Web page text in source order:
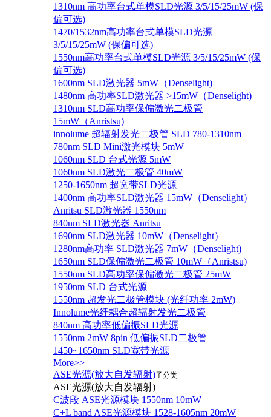
1310nm 高功率台式单模SLD光源 3/5/15/25mW (保
偏可选)
1470/1532nm高功率台式单模SLD光源
3/5/15/25mW (保偏可选)
1550nm高功率台式单模SLD光源 3/5/15/25mW (保
偏可选)
1600nm SLD激光器 5mW（Denselight)
1480nm 高功率SLD激光器 >15mW（Denselight)
1310nm SLD高功率保偏激光二极管
15mW（Anristsu)
innolume 超辐射发光二极管 SLD 780-1310nm
780nm SLD Mini激光模块 5mW
1060nm SLD 台式光源 5mW
1060nm SLD激光二极管 40mW
1250-1650nm 超宽带SLD光源
1400nm 高功率SLD激光器 15mW（Denselight）
Anritsu SLD激光器 1550nm
840nm SLD激光器 Anritsu
1690nm SLD激光器 10mW（Denselight）
1280nm高功率 SLD激光器 7mW（Denselight)
1650nm SLD保偏激光二极管 10mW（Anristsu)
1550nm SLD高功率保偏激光二极管 25mW
1950nm SLD 台式光源
1550nm 超发光二极管模块 (光纤功率 2mW)
Innolume光纤耦合超辐射发光二极管
840nm 高功率低偏振SLD光源
1550nm 2mW 8pin 低偏振SLD二极管
1450~1650nm SLD宽带光源
More>>
ASE光源(放大自发辐射)子分类
ASE光源(放大自发辐射)
C波段 ASE光源模块 1550nm 10mW
C+L band ASE光源模块 1528-1605nm 20mW